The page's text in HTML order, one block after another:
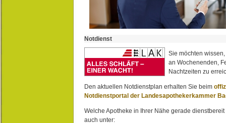
Notdienst
Sie möchten
an Wochenenden,
Nachtzeiten zu
Den aktuellen Notdienstplan erhalten Sie beim
Notdienstportal der Landesapothekerkammer
Welche Apotheke in Ihrer Nähe gerade
auch unter: